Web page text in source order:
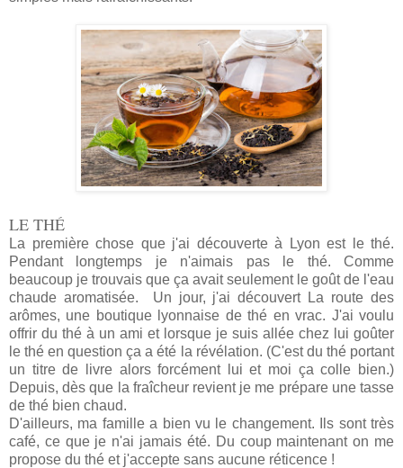
LE THÉ
La première chose que j'ai découverte à Lyon est le thé.
Pendant longtemps je n'aimais pas le thé. Comme
beaucoup je trouvais que ça avait seulement le goût de l'eau
chaude aromatisée. Un jour, j'ai découvert La route des
arômes, une boutique lyonnaise de thé en vrac. J'ai voulu
offrir du thé à un ami et lorsque je suis allée chez lui goûter
le thé en question ça a été la révélation. (C'est du thé portant
un titre de livre alors forcément lui et moi ça colle bien.)
Depuis, dès que la fraîcheur revient je me prépare une tasse
de thé bien chaud.
D'ailleurs, ma famille a bien vu le changement. Ils sont très
café, ce que je n'ai jamais été. Du coup maintenant on me
propose du thé et j'accepte sans aucune réticence !